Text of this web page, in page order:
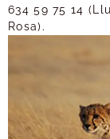
634 59 75 14
Rosa).